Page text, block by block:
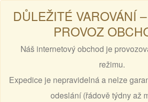
DŮLEŽITÉ VAROVÁNÍ
PROVOZ
Náš internetový obchod je
režimu.
Expedice je nepravidelná a nelze
odeslání (řádově týdny až